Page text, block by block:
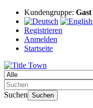
Kundengruppe: Gast
Registrieren
Anmelden
Startseite
Suchen Suchen